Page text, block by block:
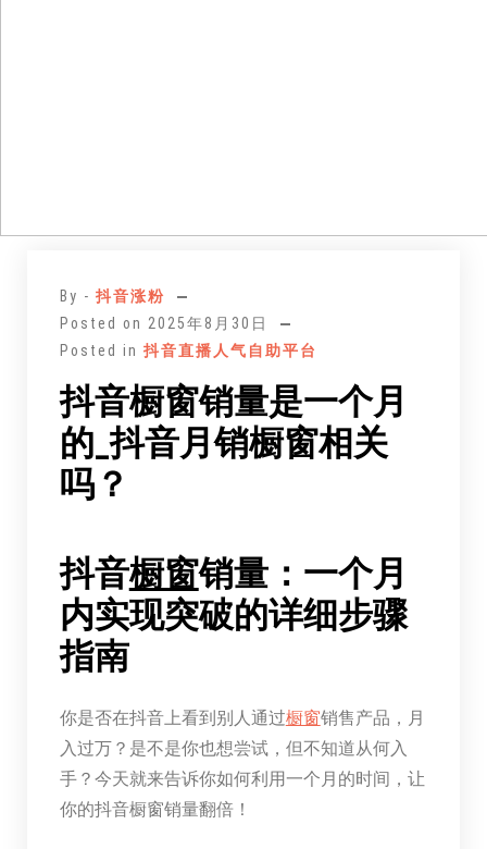
By - 抖音涨粉
Posted on 2025年8月30日
Posted in 抖音直播人气自助平台
抖音橱窗销量是一个月
的_抖音月销橱窗相关
吗？
抖音橱窗销量：一个月
内实现突破的详细步骤
指南
你是否在抖音上看到别人通过橱窗销售产品，月
入过万？是不是你也想尝试，但不知道从何入
手？今天就来告诉你如何利用一个月的时间，让
你的抖音橱窗销量翻倍！